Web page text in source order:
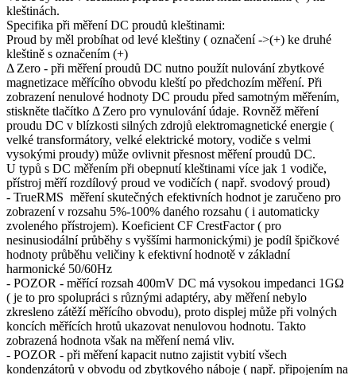
kleštinách.
Specifika při měření DC proudů kleštinami:
Proud by měl probíhat od levé kleštiny ( označení ->(+) ke druhé
kleštině s označením (+)
Δ Zero - při měření proudů DC nutno použít nulování zbytkové
magnetizace měřícího obvodu kleští po předchozím měření. Při
zobrazení nenulové hodnoty DC proudu před samotným měřením,
stiskněte tlačítko Δ Zero pro vynulování údaje. Rovněž měření
proudu DC v blízkosti silných zdrojů elektromagnetické energie (
velké transformátory, velké elektrické motory, vodiče s velmi
vysokými proudy) může ovlivnit přesnost měření proudů DC.
U typů s DC měřením při obepnutí kleštinami více jak 1 vodiče,
přístroj měří rozdílový proud ve vodičích ( např. svodový proud)
- TrueRMS měření skutečných efektivních hodnot je zaručeno pro
zobrazení v rozsahu 5%-100% daného rozsahu ( i automaticky
zvoleného přístrojem). Koeficient CF CrestFactor ( pro
nesinusiodální průběhy s vyššími harmonickými) je podíl špičkové
hodnoty průběhu veličiny k efektivní hodnotě v základní
harmonické 50/60Hz
- POZOR - měřící rozsah 400mV DC má vysokou impedanci 1GΩ
( je to pro spolupráci s různými adaptéry, aby měření nebylo
zkresleno zátěží měřícího obvodu), proto displej může při volných
koncích měřících hrotů ukazovat nenulovou hodnotu. Takto
zobrazená hodnota však na měření nemá vliv.
- POZOR - při měření kapacit nutno zajistit vybití všech
kondenzátorů v obvodu od zbytkového náboje ( např. připojením na